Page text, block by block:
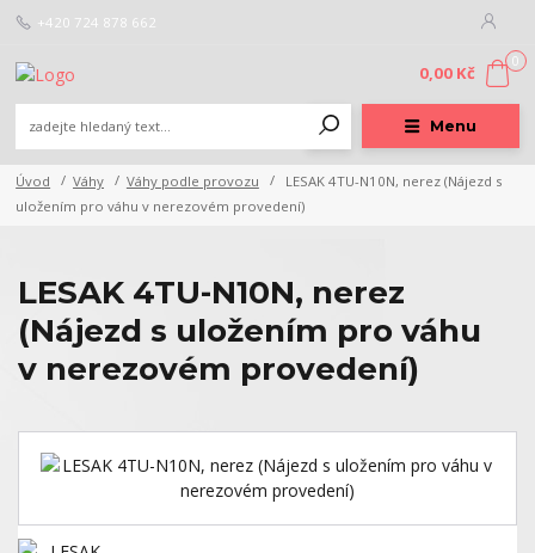
Menu
+420 724 878 662
0
0,00 Kč
Úvod Váhy Váhy podle provozu
LESAK 4TU-N10N, nerez (Nájezd s
uložením pro váhu v nerezovém provedení)
LESAK 4TU-N10N, nerez
(Nájezd s uložením pro váhu
v nerezovém provedení)